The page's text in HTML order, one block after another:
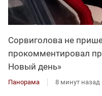
Сорвиголова не
прокомментировал
Новый день»
Панорама 8 минут назад